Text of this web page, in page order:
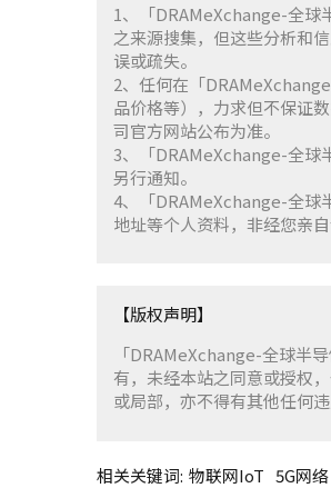
1、「DRAMeXchange-全球
之来源搜集，但这些分析和
误或疏失。
2、任何在「
品价格等），力求但不保证
司官方网站公布为准。
3、「DRAMeXchange-全球
另行通知。
4、「DRAMeXchange-全球
地址等个人资料，非经您亲
【版权声明】
「DRAMeXchange-全球半
有，未经本站之同意或授权
或局部，亦不得有其他任何
相关关键词: 物联网IoT 5G网络